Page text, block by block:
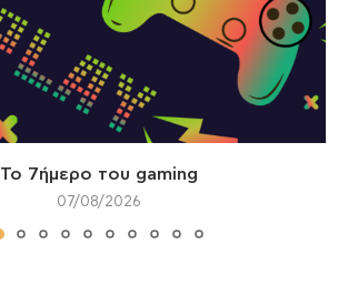
Το 7ήμερο του gaming
07/08/2026